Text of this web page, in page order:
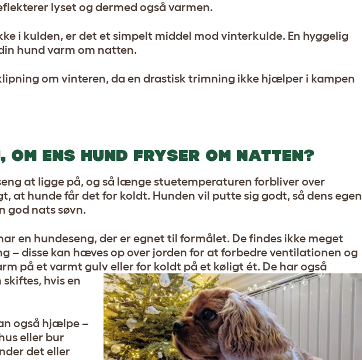
lyset og dermed også varmen.
i kulden, er det et simpelt middel mod vinterkulde. En hyggelig
hund varm om natten.
om vinteren, da en drastisk trimning ikke hjælper i kampen
ENS HUND FRYSER OM NATTEN?
at ligge på, og så længe stuetemperaturen forbliver over
at hunde får det for koldt. Hunden vil putte sig godt, så dens egen
god nats søvn.
en hundeseng, der er egnet til formålet. De findes ikke meget
– disse kan hæves op over jorden for at forbedre ventilationen og
på et varmt gulv eller for koldt på et køligt ét. De har også
hvis en
også hjælpe –
eller bur
det eller